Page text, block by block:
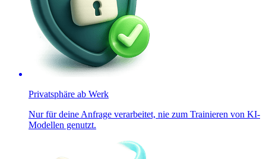
Privatsphäre ab Werk
Nur für deine Anfrage verarbeitet, nie zum Trainieren von KI-
Modellen genutzt.